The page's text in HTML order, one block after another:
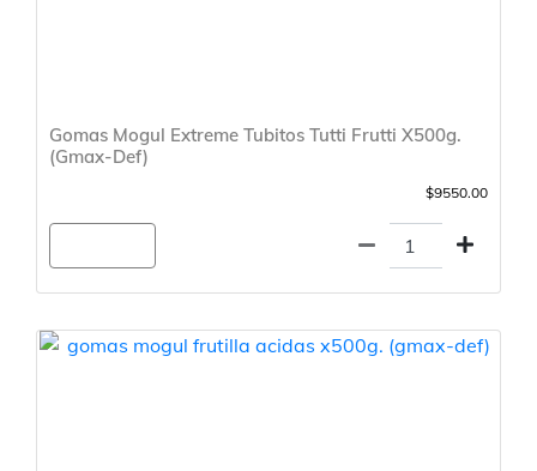
Gomas Mogul Extreme Tubitos Tutti Frutti X500g.
(Gmax-Def)
$9550.00